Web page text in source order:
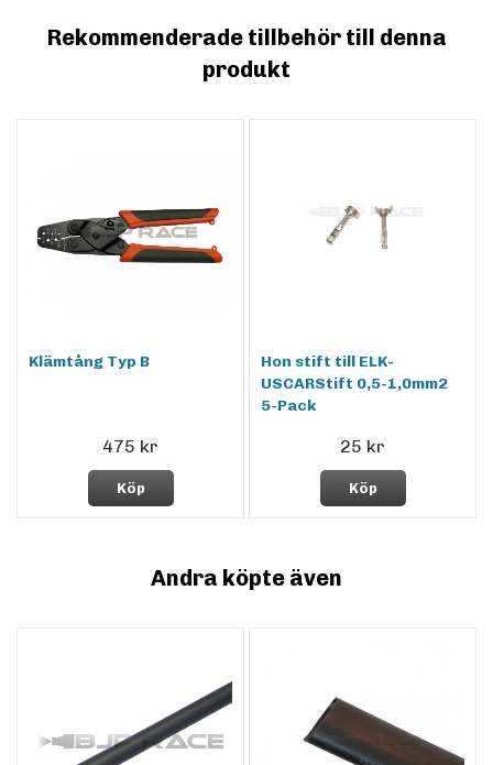
Rekommenderade tillbehör till denna
produkt
Klämtång Typ B
475 kr
Köp
Hon stift till ELK-
USCARStift 0,5-1,0mm2
5-Pack
25 kr
Köp
Andra köpte även